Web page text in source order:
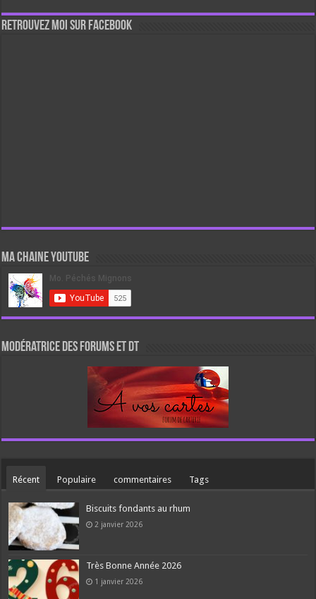
Retrouvez moi sur Facebook
Ma chaine Youtube
Modératrice des forums et DT
Récent Populaire commentaires Tags
Biscuits fondants au rhum
2 janvier 2026
Très Bonne Année 2026
1 janvier 2026